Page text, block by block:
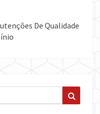
De Qualidade